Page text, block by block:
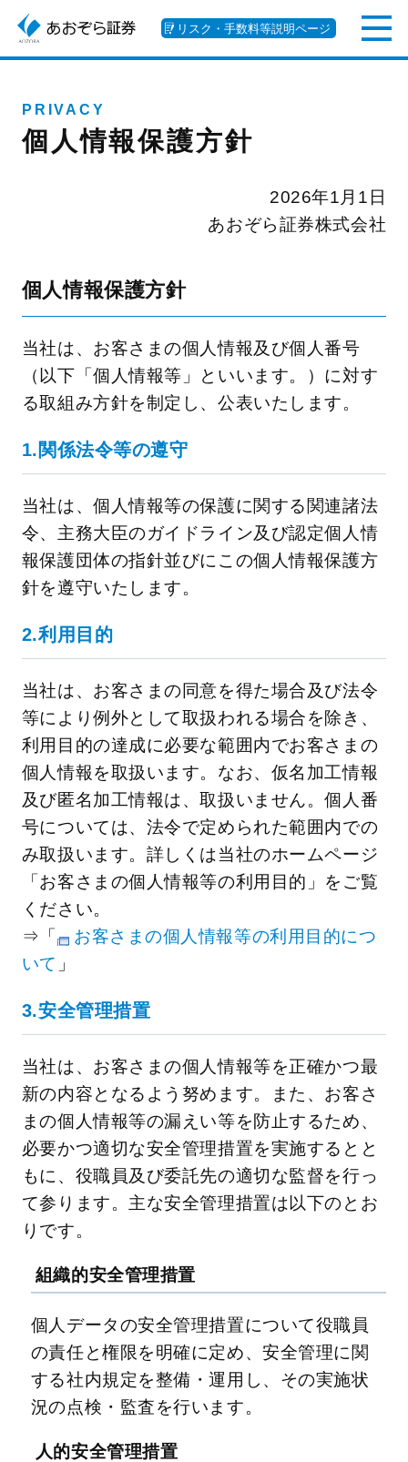
リスク・手数料等説明ページ
PRIVACY
個人情報保護方針
2026年1月1日
あおぞら証券株式会社
個人情報保護方針
当社は、お客さまの個人情報及び個人番号
（以下「個人情報等」といいます。）に対す
る取組み方針を制定し、公表いたします。
1.関係法令等の遵守
当社は、個人情報等の保護に関する関連諸法
令、主務大臣のガイドライン及び認定個人情
報保護団体の指針並びにこの個人情報保護方
針を遵守いたします。
2.利用目的
当社は、お客さまの同意を得た場合及び法令
等により例外として取扱われる場合を除き、
利用目的の達成に必要な範囲内でお客さまの
個人情報を取扱います。なお、仮名加工情報
及び匿名加工情報は、取扱いません。個人番
号については、法令で定められた範囲内での
み取扱います。詳しくは当社のホームページ
「お客さまの個人情報等の利用目的」をご覧
ください。
⇒「
お客さまの個人情報等の利用目的につ
いて 」
3.安全管理措置
当社は、お客さまの個人情報等を正確かつ最
新の内容となるよう努めます。また、お客さ
まの個人情報等の漏えい等を防止するため、
必要かつ適切な安全管理措置を実施するとと
もに、役職員及び委託先の適切な監督を行っ
て参ります。主な安全管理措置は以下のとお
りです。
組織的安全管理措置
個人データの安全管理措置について役職員
の責任と権限を明確に定め、安全管理に関
する社内規定を整備・運用し、その実施状
況の点検・監査を行います。
人的安全管理措置